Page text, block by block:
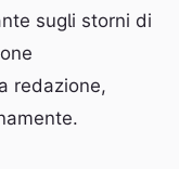
sugli storni di
redazione,